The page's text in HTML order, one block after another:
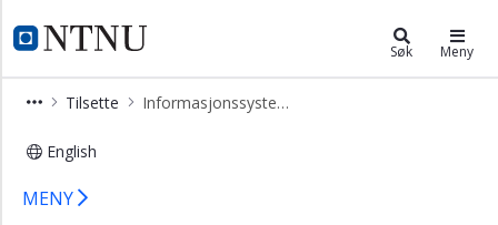
NTNU Hjemmeside
Institutt for datateknologi og
Søk Meny
Tilsette Informasjonssystem og menneske-maskin-interaksjon
English
Informasjonssystem folk -
×
Tilsette
og
Anvendt
informasjonsteknologi
MENY